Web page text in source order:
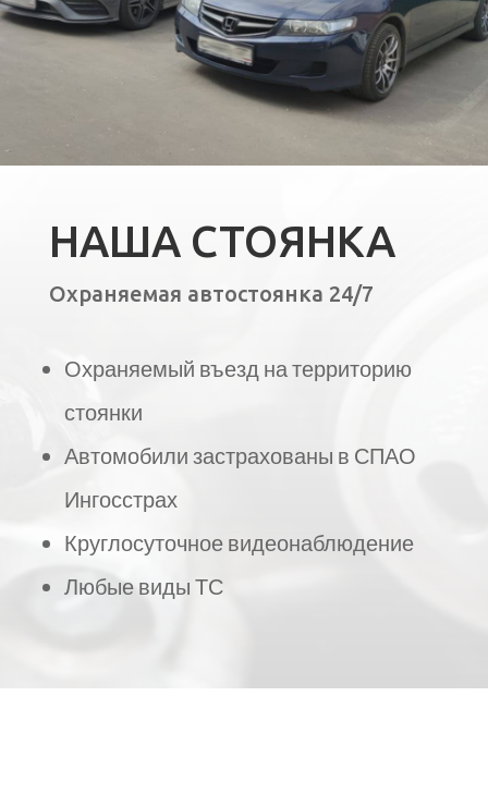
НАША СТОЯНКА
Охраняемая автостоянка 24/7
Охраняемый въезд на территорию
стоянки
Автомобили застрахованы в СПАО
Ингосстрах
Круглосуточное видеонаблюдение
Любые виды ТС